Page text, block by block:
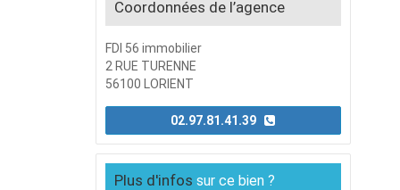
Coordonnées de l’agence
FDI 56 immobilier
2 RUE TURENNE
56100 LORIENT
02.97.81.41.39
Plus d'infos sur ce bien ?